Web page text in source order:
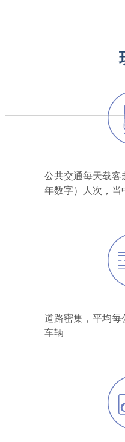
公共交通每天载客
年数字）人次，当
道路密集，平均每
车辆